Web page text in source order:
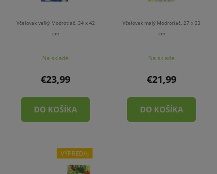
Včelovak veľký Modrotlač, 34 x 42
cm
Na sklade
€23,99
DO KOŠÍKA
Včelovak malý Modrotlač, 27 x 33
cm
Na sklade
€21,99
DO KOŠÍKA
VÝPREDAJ